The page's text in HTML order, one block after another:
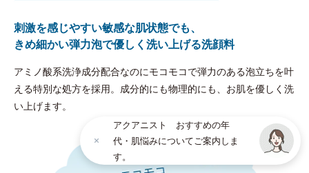
刺激を感じやすい敏感な肌状態でも、
きめ細かい弾力泡で優しく洗い上げる洗顔料
アミノ酸系洗浄成分配合なのにモコモコで弾力のある泡立ちを叶
える特別な処方を採用。成分的にも物理的にも、お肌を優しく洗
い上げます。
アクアニスト おすすめの年
代・肌悩みについてご案内しま
す。